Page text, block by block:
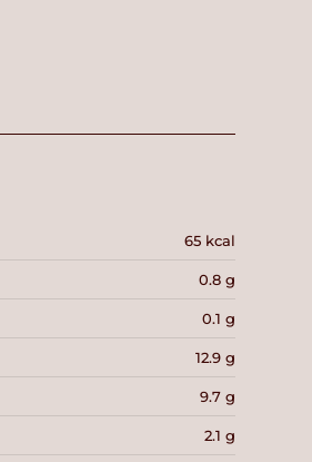
65 kcal
0.8 g
0.1 g
12.9 g
9.7 g
2.1 g